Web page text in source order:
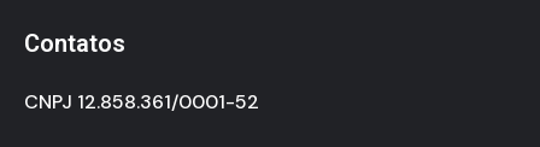
Contatos
CNPJ 12.858.361/0001-52